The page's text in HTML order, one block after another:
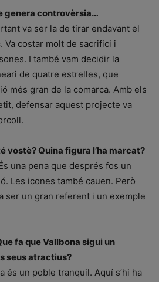
genera controvèrsia…
va ser la de tirar endavant el
Va costar molt de sacrifici i
I també vam decidir la
de quatre estrelles, que
més gran de la comarca. Amb els
defensar aquest projecte va
vostè? Quina figura l’ha marcat?
una pena que després fos un
Les icones també cauen. Però
ser un gran referent i un exemple
fa que Vallbona sigui un
seus atractius?
és un poble tranquil. Aquí s’hi ha